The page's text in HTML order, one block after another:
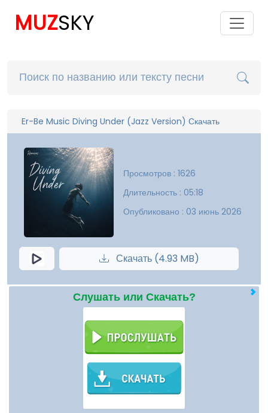
MUZSKY
Er-Be Music Diving Under (Jazz Version) Скачать
Просмотров : 1626
Длительность : 05:18
Опубликовано : 03 июнь 2026
Скачать (4.93 MB)
Слушать или Скачать?